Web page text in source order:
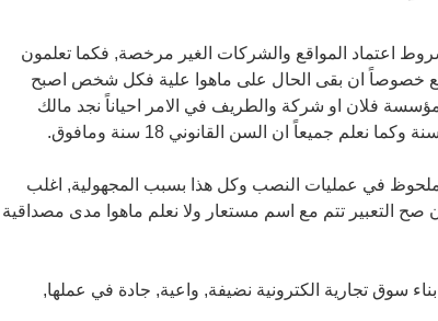
اعتماد المواقع والشركات الغير مرخصة, فكما تعلمون
خصوصاً ان بقى الحال على ماهوا علية فكل شخص اصبح
مؤسسة فلان او شركة والطريف في الامر احياناً نجد مالك
في عمليات النصب وكل هذا بسبب المجهولية, اغلب
صح التعبير تتم مع اسم مستعار ولا نعلم ماهوا مدى مصداقية
سوق تجارية الكترونية نضيفة, واعية, جادة في عملها,